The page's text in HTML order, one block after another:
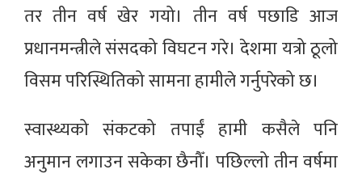
तर तीन वर्ष खेर गयो। तीन वर्ष पछाडि आज
प्रधानमन्त्रीले संसदको विघटन गरे। देशमा यत्रो ठूलो
विसम परिस्थितिको सामना हामीले गर्नुपरेको छ।
स्वास्थ्यको संकटको तपाईं हामी कसैले पनि
अनुमान लगाउन सकेका छैनौँ। पछिल्लो तीन वर्षमा